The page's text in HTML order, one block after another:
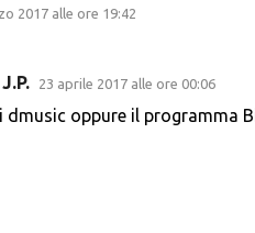
2017 alle ore 19:42
23 aprile 2017 alle ore 00:06
dmusic oppure il programma